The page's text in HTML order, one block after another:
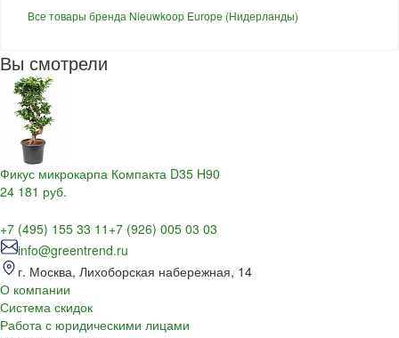
Все товары бренда Nieuwkoop Europe (Нидерланды)
Вы смотрели
Фикус микрокарпа Компакта D35 H90
24 181 руб.
+7 (495) 155 33 11 +7 (926) 005 03 03
info@greentrend.ru
г. Москва, Лихоборская набережная, 14
О компании
Система скидок
Работа с юридическими лицами